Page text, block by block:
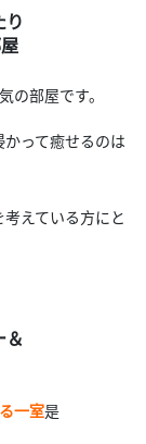
り
の部屋です。
って癒せるのは
えている方にと
＆
一室是